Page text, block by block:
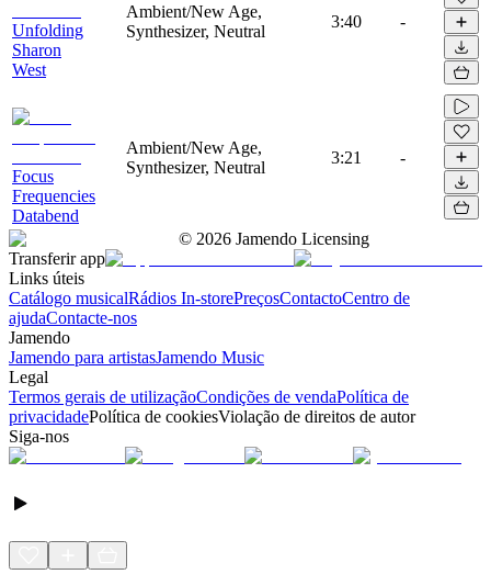
Unfolding
Sharon
West
Ambient/New Age,
Synthesizer, Neutral
3:40 -
Focus
Frequencies
Databend
Ambient/New Age,
Synthesizer, Neutral
3:21 -
© 2026 Jamendo Licensing
Transferir app
Links úteis
Catálogo musicalRádios In-storePreçosContactoCentro de
ajudaContacte-nos
Jamendo
Jamendo para artistasJamendo Music
Legal
Termos gerais de utilizaçãoCondições de vendaPolítica de
privacidadePolítica de cookiesViolação de direitos de autor
Siga-nos